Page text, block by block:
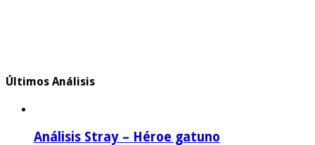
Últimos Análisis
Análisis Stray – Héroe gatuno